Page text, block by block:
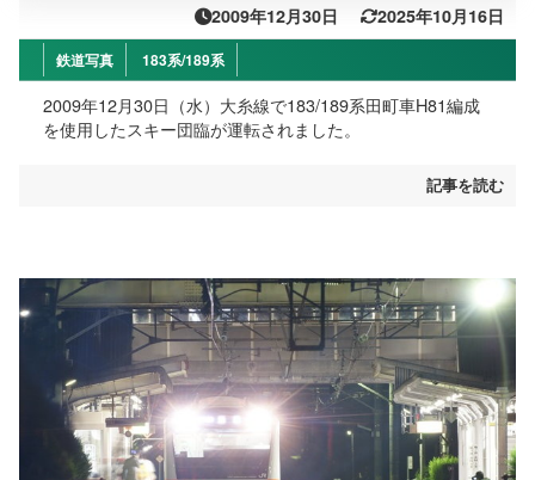
2009年12月30日 2025年10月16日
鉄道写真 183系/189系
2009年12月30日（水）大糸線で183/189系田町車H81編成
を使用したスキー団臨が運転されました。
記事を読む